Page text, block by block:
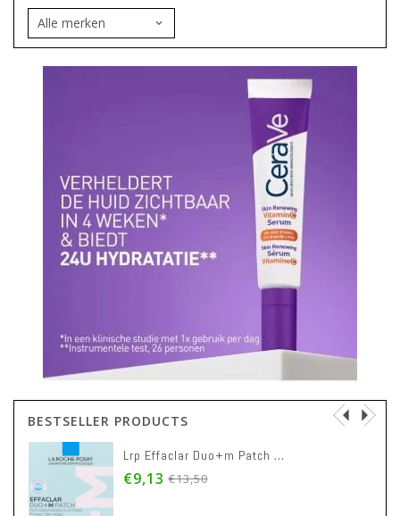
BESTSELLER PRODUCTS
Lrp Effaclar Duo+m Patch Puistjes 22
€9,13 €13,50